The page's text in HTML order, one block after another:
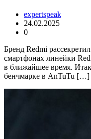
expertspeak
24.02.2025
0
Бренд Redmi
смартфонах линейки
в ближайшее время.
бенчмарке в AnTuTu […]